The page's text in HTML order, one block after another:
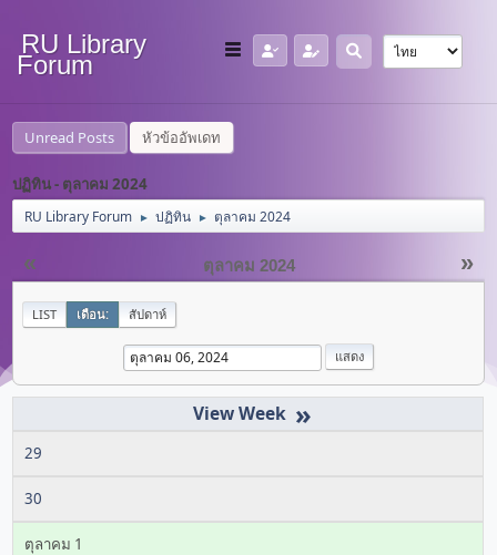
RU Library
Forum
Unread Posts หัวข้ออัพเดท
ปฏิทิน - ตุลาคม 2024
RU Library Forum ► ปฏิทิน ► ตุลาคม 2024
« »
ตุลาคม 2024
LIST เดือน: สัปดาห์
»
29
30
ตุลาคม 1